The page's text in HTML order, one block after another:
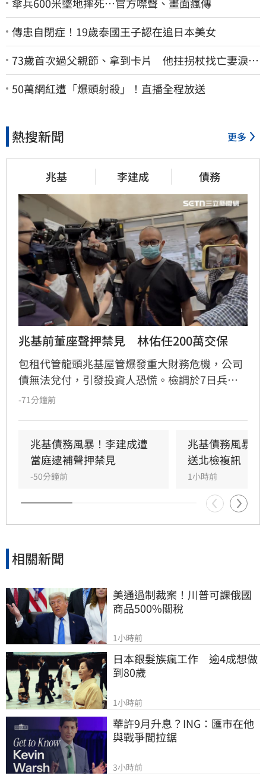
傳患自閉症！19歲泰國王子認在追日本美女
73歲首次過父親節、拿到卡片 他拄拐杖找亡妻淚：
今天好多人來幫我慶祝
50萬網紅遭「爆頭射殺」！直播全程放送
熱搜新聞 更多
兆基 李建成 債務
兆基前董座聲押禁見　林佑任200萬交保
包租代管龍頭兆基屋管爆發重大財務危機，公司
債無法兌付，引發投資人恐慌。檢調於7日兵分
多路搜索，約談前董事長李建成及共同創辦人林
私用及支付前妻開銷，涉犯侵占與背信罪，檢方
複訊後將其當庭逮捕並聲押禁見。林佑任則以
200萬元交保。此外，宏碁集團因發現兆基內部
管理缺失，宣布法人代表李文詳辭去兆基董事長
職務。
-71分鐘前
兆基債務風暴！李建成遭
當庭逮補聲押禁見
-50分鐘前
兆基債務風暴
送北檢複訊
1小時前
相關新聞
美通過制裁案！川普可課俄國
商品500%關稅
1小時前
日本銀髮族瘋工作　逾4成想做
到80歲
1小時前
華許9月升息？ING：匯市在他
與戰爭間拉鋸
3小時前